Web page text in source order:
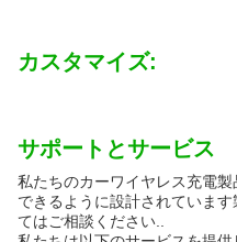
カスタマイズ:
サポートとサービス
私たちのカーワイヤレス充電
できるように設計されていま
てはご相談ください..